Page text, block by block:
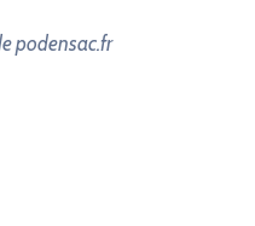
podensac.fr